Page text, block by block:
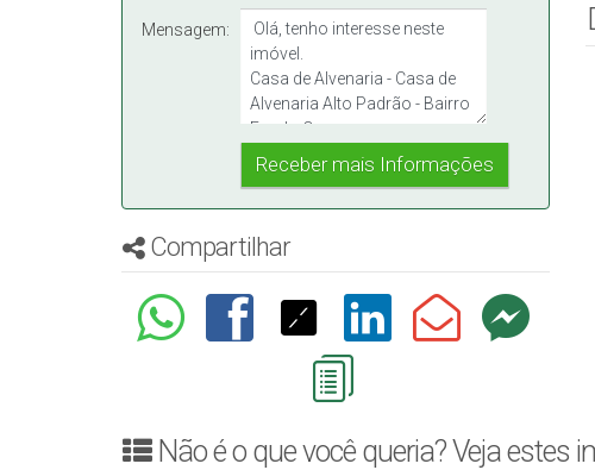
Mensagem:
Compartilhar
Não é o que você queria? Veja estes